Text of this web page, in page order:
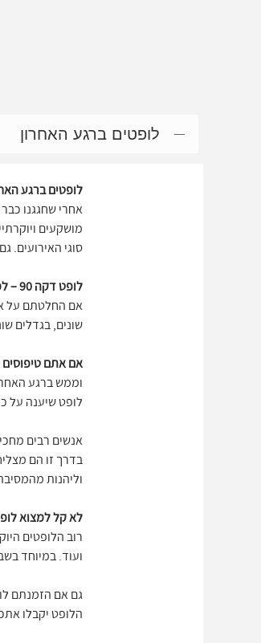
לופטים ברגע האחרון
לופטים ברגע
אחרי שחגגנו
סוגי
לופט דקה 90 – למי זה מיועד?
אם החלטתם על
שונים, בגדלים
אם אתם טיפוסים
וממש ברגע
לופט שיענה על
אנשים רבים
בדרך זו הם
וליהנות
לא קל למצוא
רוב הלופטים
ועוד. במיוחד בשביל זה קמו אתרים של
גם אם הזמנתם
הלופט יקבלו